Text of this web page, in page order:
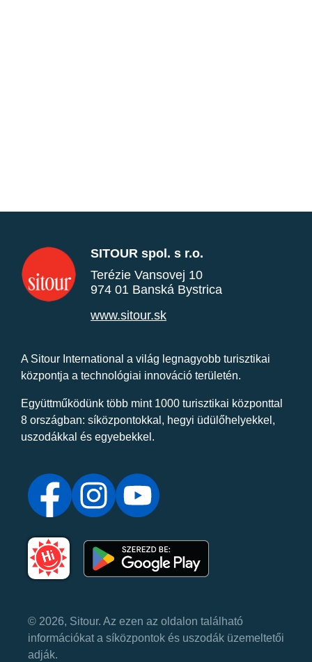
SITOUR spol. s r.o.
Terézie Vansovej 10
974 01 Banská Bystrica
www.sitour.sk
A Sitour International a világ legnagyobb turisztikai
központja a technológiai innováció területén.
Együttműködünk több mint 1000 turisztikai központtal
8 országban: síközpontokkal, hegyi üdülőhelyekkel,
uszodákkal és egyebekkel.
© 2026, Sitour. Az ezen az oldalon található
információkat a síközpontok és uszodák üzemeltetői
adják.